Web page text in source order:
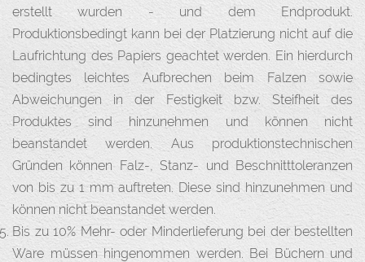
erstellt wurden - und dem Endprodukt.
Produktionsbedingt kann bei der Platzierung nicht auf die
Laufrichtung des Papiers geachtet werden. Ein hierdurch
bedingtes leichtes Aufbrechen beim Falzen sowie
Abweichungen in der Festigkeit bzw. Steifheit des
Produktes sind hinzunehmen und können nicht
beanstandet werden. Aus produktionstechnischen
Gründen können Falz-, Stanz- und Beschnitttoleranzen
von bis zu 1 mm auftreten. Diese sind hinzunehmen und
können nicht beanstandet werden.
Bis zu 10% Mehr- oder Minderlieferung bei der bestellten
Ware müssen hingenommen werden. Bei Büchern und